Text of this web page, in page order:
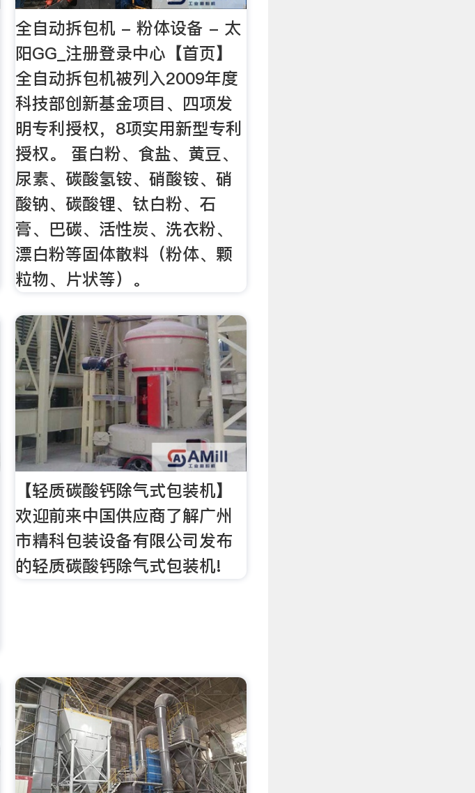
全自动拆包机 - 粉体设备 - 太
阳GG_注册登录中心【首页】
全自动拆包机被列入2009年度
科技部创新基金项目、四项发
明专利授权，8项实用新型专利
授权。 蛋白粉、食盐、黄豆、
尿素、碳酸氢铵、硝酸铵、硝
酸钠、碳酸锂、钛白粉、石
膏、巴碳、活性炭、洗衣粉、
漂白粉等固体散料（粉体、颗
粒物、片状等）。
【轻质碳酸钙除气式包装机】
欢迎前来中国供应商了解广州
市精科包装设备有限公司发布
的轻质碳酸钙除气式包装机!